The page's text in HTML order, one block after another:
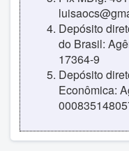
Depósito
do Brasil:
17364-9
Depósito
Econômica: